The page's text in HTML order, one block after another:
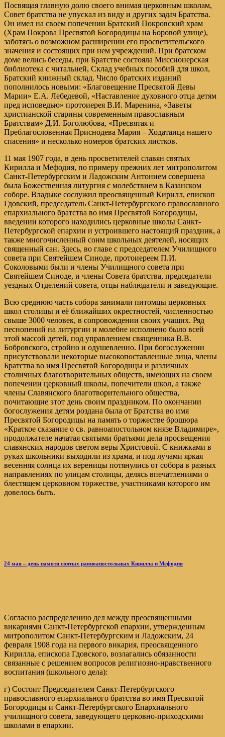
Посвящая главную долю своего внимая церковным школам,
Совет братства не упускал из виду и других задач Братства.
Он имел на своем попечении Братский Покровский храм
(Храм Покрова Пресвятой Богородицы на Боровой улице),
заботясь о возможном расширении его просветительского
значения и состоящих при нем учреждений. При братском
доме велись беседы, при Братстве состояла Миссионерская
библиотека с читальней, Склад учебных пособий для школ,
Братский книжный склад. Число братских изданий
пополнилось новыми: «Благовещение Пресвятой Девы
Марии» Е.А. Лебедевой, «Наставление духовного отца детям
пред исповедью» протоиерея В.И. Маренина, «Заветы
христианской старины современным православным
Братствам» Д.И. Боголюбова, «Пресвятая и
Преблагословенная Приснодева Мария – Ходатаица нашего
спасения» и несколько номеров братских листков.
11 мая 1907 года, в день просветителей славян святых
Кирилла и Мефодия, по примеру прежних лет митрополитом
Санкт-Петербургским и Ладожским Антонием совершена
была Божественная литургия с молебствием в Казанском
соборе. Владыке сослужил преосвященный Кирилл, епископ
Гдовский, председатель Санкт-Петербургского православного
епархиального братства во имя Пресвятой Богородицы,
введении которого находились церковные школы Санкт-
Петербургской епархии и устроившего настоящий праздник, а
также многочисленный сонм школьных деятелей, носящих
священный сан. Здесь, во главе с председателем Училищного
совета при Святейшем Синоде, протоиереем П.И.
Соколовыми были и члены Училищного совета при
Святейшем Синоде, и члены Совета братства, председатели
уездных Отделений совета, отцы наблюдатели и заведующие.
Всю среднюю часть собора занимали питомцы церковных
школ столицы и её ближайших окрестностей, численностью
свыше 3000 человек, в сопровождении своих учащих. Ряд
песнопений на литургии и молебне исполнено было всей
этой массой детей, под управлением священника В.В.
Бобровского, стройно и одушевленно. При богослужении
присутствовали некоторые высокопоставленные лица, члены
Братства во имя Пресвятой Богородицы и различных
столичных благотворительных обществ, имеющих на своем
попечении церковный школы, попечители школ, а также
члены Славянского благотворительного общества,
почитающие этот день своим праздником. По окончании
богослужения детям роздана была от Братства во имя
Пресвятой Богородицы на память о торжестве брошюра
«Краткое сказание о св. равноапостольном князе Владимире»,
продолжателе начатая святыми братьями дела просвещения
славянских народов светом веры Христовой. С книжками в
руках школьники выходили из храма, и под лучами яркая
весенняя солнца их вереницы потянулись от собора в разных
направлениях по улицам столицы, делясь впечатлениями о
блестящем церковном торжестве, участниками которого им
довелось быть.
24 мая – день памяти святых равноапостольных Кирилла и Мефодия
Согласно распределению дел между преосвященными
викариями Санкт-Петербургской епархии, утвержденным
митрополитом Санкт-Петербургским и Ладожским, 24
февраля 1908 года на первого викария, преосвященного
Кирилла, епископа Гдовского, возлагались обязанности
связанные с решением вопросов религиозно-нравственного
воспитания (школьного дела):
г) Состоит Председателем Санкт-Петербургского
православного епархиального братства во имя Пресвятой
Богородицы и Санкт-Петербургского Епархиального
училищного совета, заведующего церковно-приходскими
школами в епархии.